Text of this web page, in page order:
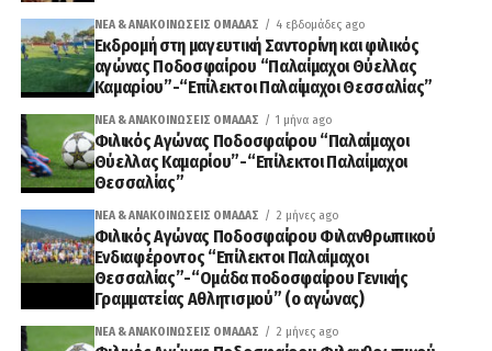
ΝΈΑ & ΑΝΑΚΟΙΝΏΣΕΙΣ ΟΜΆΔΑΣ 4 εβδομάδες ago
Εκδρομή στη μαγευτική Σαντορίνη και φιλικός
αγώνας Ποδοσφαίρου “Παλαίμαχοι Θύελλας
Καμαρίου”-“Επίλεκτοι Παλαίμαχοι Θεσσαλίας”
ΝΈΑ & ΑΝΑΚΟΙΝΏΣΕΙΣ ΟΜΆΔΑΣ 1 μήνα ago
Φιλικός Αγώνας Ποδοσφαίρου “Παλαίμαχοι
Θύελλας Καμαρίου”-“Επίλεκτοι Παλαίμαχοι
Θεσσαλίας”
ΝΈΑ & ΑΝΑΚΟΙΝΏΣΕΙΣ ΟΜΆΔΑΣ 2 μήνες ago
Φιλικός Αγώνας Ποδοσφαίρου Φιλανθρωπικού
Ενδιαφέροντος “Επίλεκτοι Παλαίμαχοι
Θεσσαλίας”-“Ομάδα ποδοσφαίρου Γενικής
Γραμματείας Αθλητισμού” (ο αγώνας)
ΝΈΑ & ΑΝΑΚΟΙΝΏΣΕΙΣ ΟΜΆΔΑΣ 2 μήνες ago